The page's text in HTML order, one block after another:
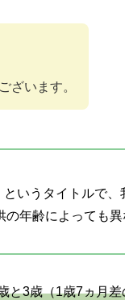
ざいます。
いうタイトルで
年齢によっても異
と3歳（1歳7ヵ月